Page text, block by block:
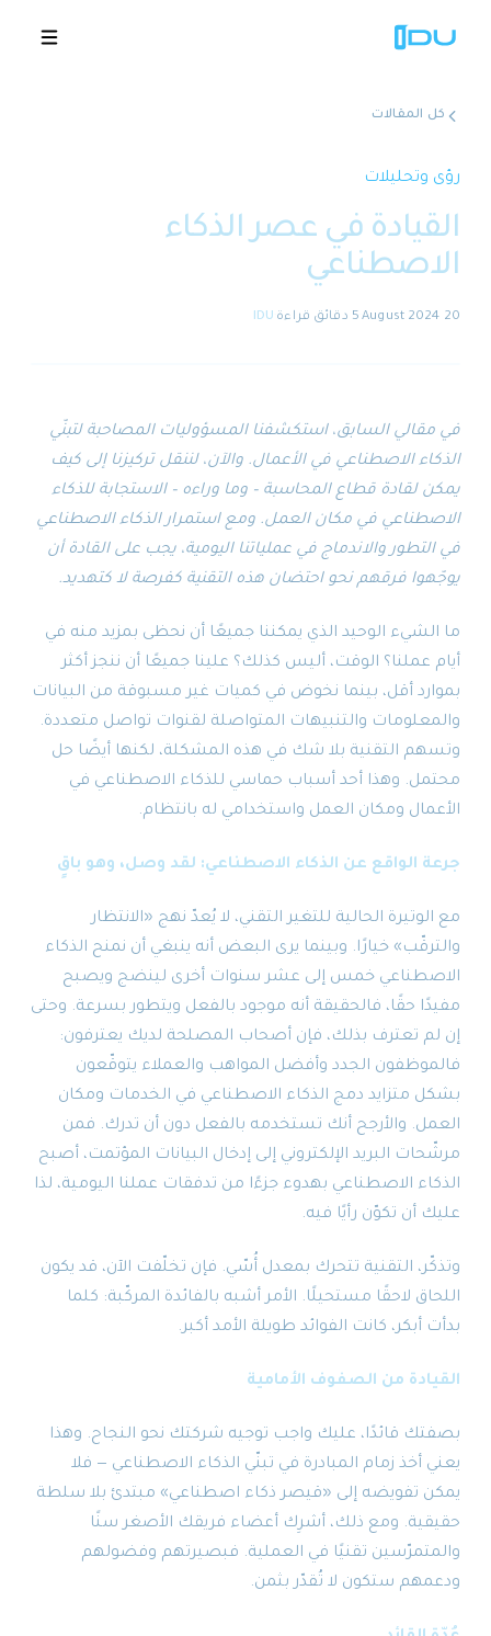
الحلول
المنصة
🇸🇦 عروض توضيحية
كل المقالات
رؤى وتحليلات
القيادة في عصر الذكاء
الاصطناعي
20 August 2024
· 5 دقائق قراءة IDU
في مقالي السابق، استكشفنا المسؤوليات المصاحبة لتبنّي
الذكاء الاصطناعي في الأعمال. والآن، لننقل تركيزنا إلى كيف
يمكن لقادة قطاع المحاسبة – وما وراءه – الاستجابة للذكاء
الاصطناعي في مكان العمل. ومع استمرار الذكاء الاصطناعي
في التطور والاندماج في عملياتنا اليومية، يجب على القادة أن
يوجّهوا فرقهم نحو احتضان هذه التقنية كفرصة لا كتهديد.
ما الشيء الوحيد الذي يمكننا جميعًا أن نحظى بمزيد منه في
أيام عملنا؟ الوقت، أليس كذلك؟ علينا جميعًا أن ننجز أكثر
بموارد أقل، بينما نخوض في كميات غير مسبوقة من البيانات
والمعلومات والتنبيهات المتواصلة لقنوات تواصل متعددة.
وتسهم التقنية بلا شك في هذه المشكلة، لكنها أيضًا حل
محتمل. وهذا أحد أسباب حماسي للذكاء الاصطناعي في
الأعمال ومكان العمل واستخدامي له بانتظام.
جرعة الواقع عن الذكاء الاصطناعي: لقد وصل، وهو باقٍ
مع الوتيرة الحالية للتغير التقني، لا يُعدّ نهج «الانتظار
والترقّب» خيارًا. وبينما يرى البعض أنه ينبغي أن نمنح الذكاء
الاصطناعي خمس إلى عشر سنوات أخرى لينضج ويصبح
مفيدًا حقًا، فالحقيقة أنه موجود بالفعل ويتطور بسرعة. وحتى
إن لم تعترف بذلك، فإن أصحاب المصلحة لديك يعترفون:
فالموظفون الجدد وأفضل المواهب والعملاء يتوقّعون
بشكل متزايد دمج الذكاء الاصطناعي في الخدمات ومكان
العمل. والأرجح أنك تستخدمه بالفعل دون أن تدرك. فمن
مرشّحات البريد الإلكتروني إلى إدخال البيانات المؤتمت، أصبح
الذكاء الاصطناعي بهدوء جزءًا من تدفقات عملنا اليومية، لذا
عليك أن تكوّن رأيًا فيه.
وتذكّر، التقنية تتحرك بمعدل أُسّي. فإن تخلّفت الآن، قد يكون
اللحاق لاحقًا مستحيلًا. الأمر أشبه بالفائدة المركّبة: كلما
بدأت أبكر، كانت الفوائد طويلة الأمد أكبر.
القيادة من الصفوف الأمامية
بصفتك قائدًا، عليك واجب توجيه شركتك نحو النجاح. وهذا
يعني أخذ زمام المبادرة في تبنّي الذكاء الاصطناعي — فلا
يمكن تفويضه إلى «قيصر ذكاء اصطناعي» مبتدئ بلا سلطة
حقيقية. ومع ذلك، أشرِك أعضاء فريقك الأصغر سنًا
والمتمرّسين تقنيًا في العملية. فبصيرتهم وفضولهم
ودعمهم ستكون لا تُقدّر بثمن.